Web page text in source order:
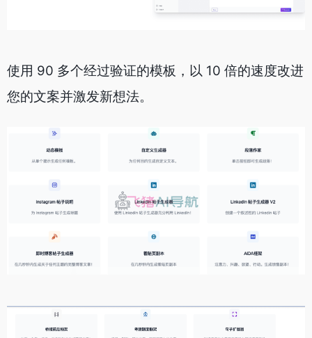
使用 90 多个经过验证的模板，以 10 倍的速度改进
您的文案并激发新想法。